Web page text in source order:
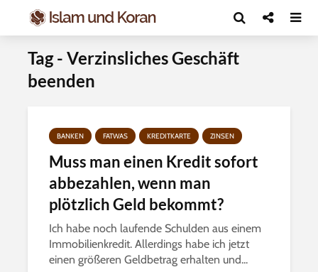
Tag - Verzinsliches Geschäft
beenden
BANKEN FATWAS KREDITKARTE ZINSEN
Muss man einen Kredit sofort
abbezahlen, wenn man
plötzlich Geld bekommt?
Ich habe noch laufende Schulden aus einem
Immobilienkredit. Allerdings habe ich jetzt
einen größeren Geldbetrag erhalten und...